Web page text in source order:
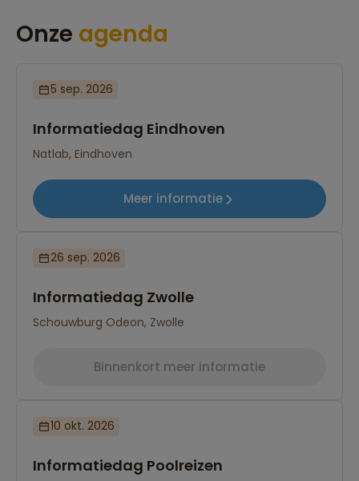
Onze agenda
5 sep. 2026
Informatiedag Eindhoven
Natlab, Eindhoven
Meer informatie
26 sep. 2026
Informatiedag Zwolle
Schouwburg Odeon, Zwolle
Binnenkort meer informatie
10 okt. 2026
Informatiedag Poolreizen